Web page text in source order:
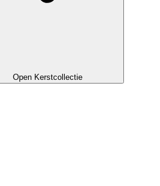
Open Kerstcollectie